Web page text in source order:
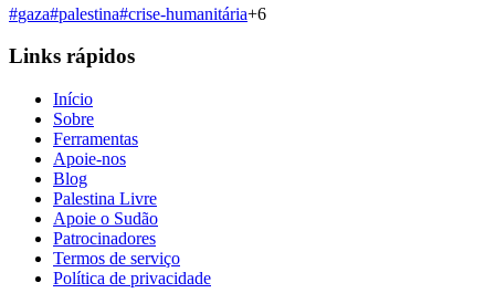
#gaza#palestina#crise-humanitária+6
Links rápidos
Início
Sobre
Ferramentas
Apoie-nos
Blog
Palestina Livre
Apoie o Sudão
Patrocinadores
Termos de serviço
Política de privacidade